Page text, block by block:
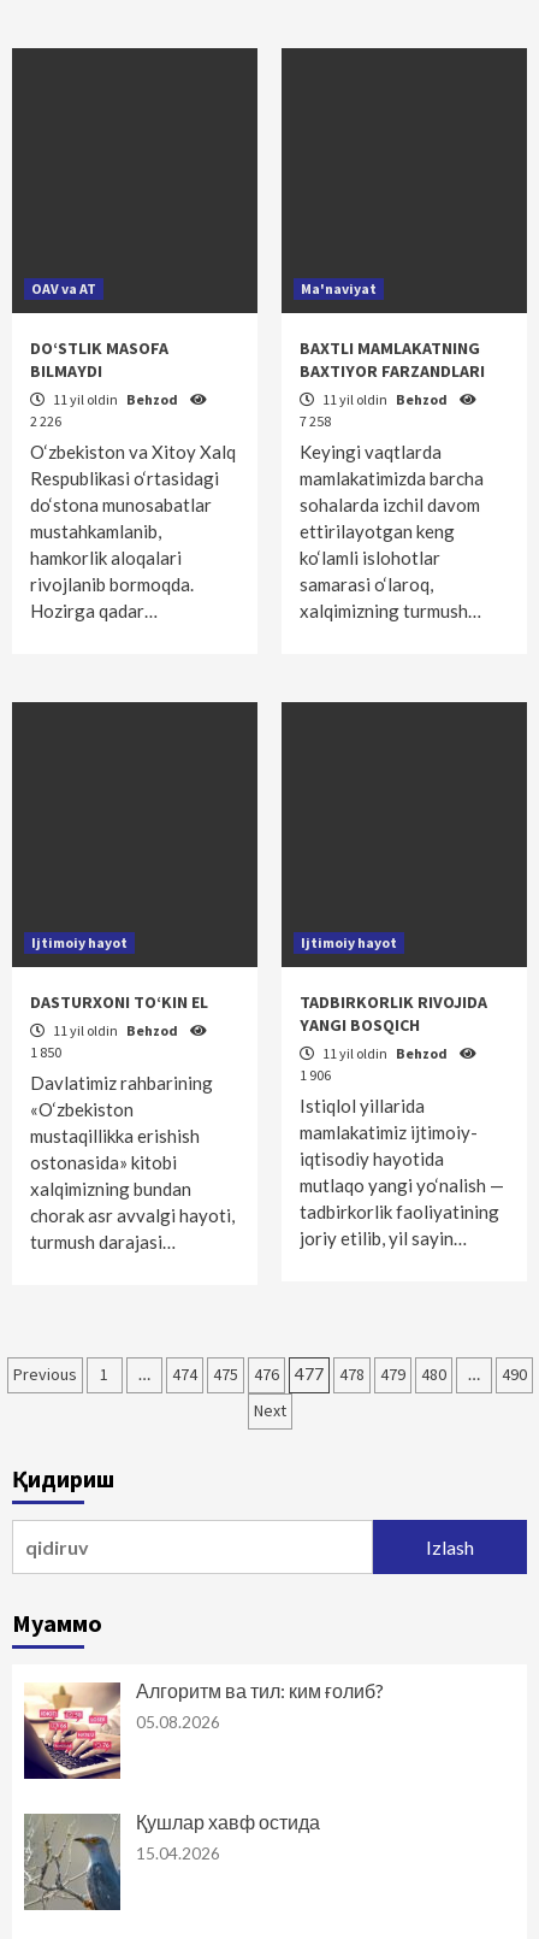
OAV va AT
DO‘STLIK MASOFA
BILMAYDI
11 yil oldin Behzod
2 226
O‘zbekiston va Xitoy Xalq
Respublikasi o‘rtasidagi
do‘stona munosabatlar
mustahkamlanib,
hamkorlik aloqalari
rivojlanib bormoqda.
Hozirga qadar…
Ma'naviyat
BAXTLI MAMLAKATNING
BAXTIYOR FARZANDLARI
11 yil oldin Behzod
7 258
Keyingi vaqtlarda
mamlakatimizda barcha
sohalarda izchil davom
ettirilayotgan keng
ko‘lamli islohotlar
samarasi o‘laroq,
xalqimizning turmush…
Ijtimoiy hayot
DASTURXONI TO‘KIN EL
11 yil oldin Behzod
1 850
Davlatimiz rahbarining
«O‘zbekiston
mustaqillikka erishish
ostonasida» kitobi
xalqimizning bundan
chorak asr avvalgi hayoti,
turmush darajasi…
Ijtimoiy hayot
TADBIRKORLIK RIVOJIDA
YANGI BOSQICH
11 yil oldin Behzod
1 906
Istiqlol yillarida
mamlakatimiz ijtimoiy-
iqtisodiy hayotida
mutlaqo yangi yo‘nalish —
tadbirkorlik faoliyatining
joriy etilib, yil sayin…
Maqolalar
Previous 1 … 474 475 476 477 478 479 480 …
490
Next
Қидириш
Муаммо
Алгоритм ва тил: ким ғолиб?
05.08.2026
Қушлар хавф остида
15.04.2026